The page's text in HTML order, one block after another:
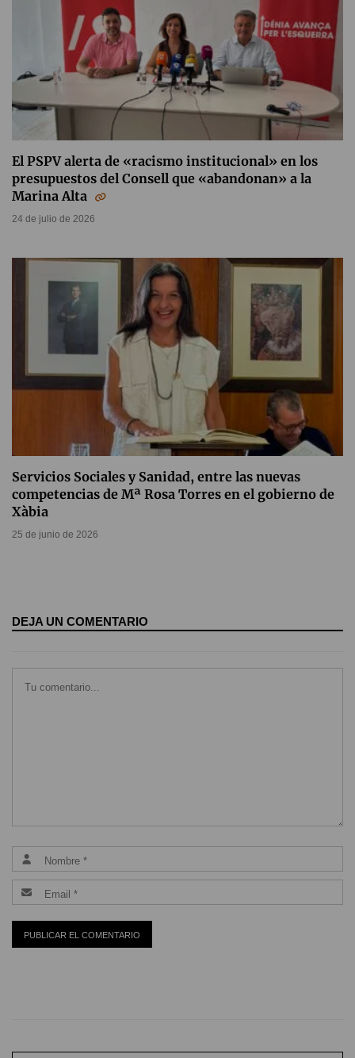
El PSPV alerta de «racismo institucional» en los
presupuestos del Consell que «abandonan» a la
Marina Alta
24 de julio de 2026
Servicios Sociales y Sanidad, entre las nuevas
competencias de Mª Rosa Torres en el gobierno de
Xàbia
25 de junio de 2026
DEJA UN COMENTARIO